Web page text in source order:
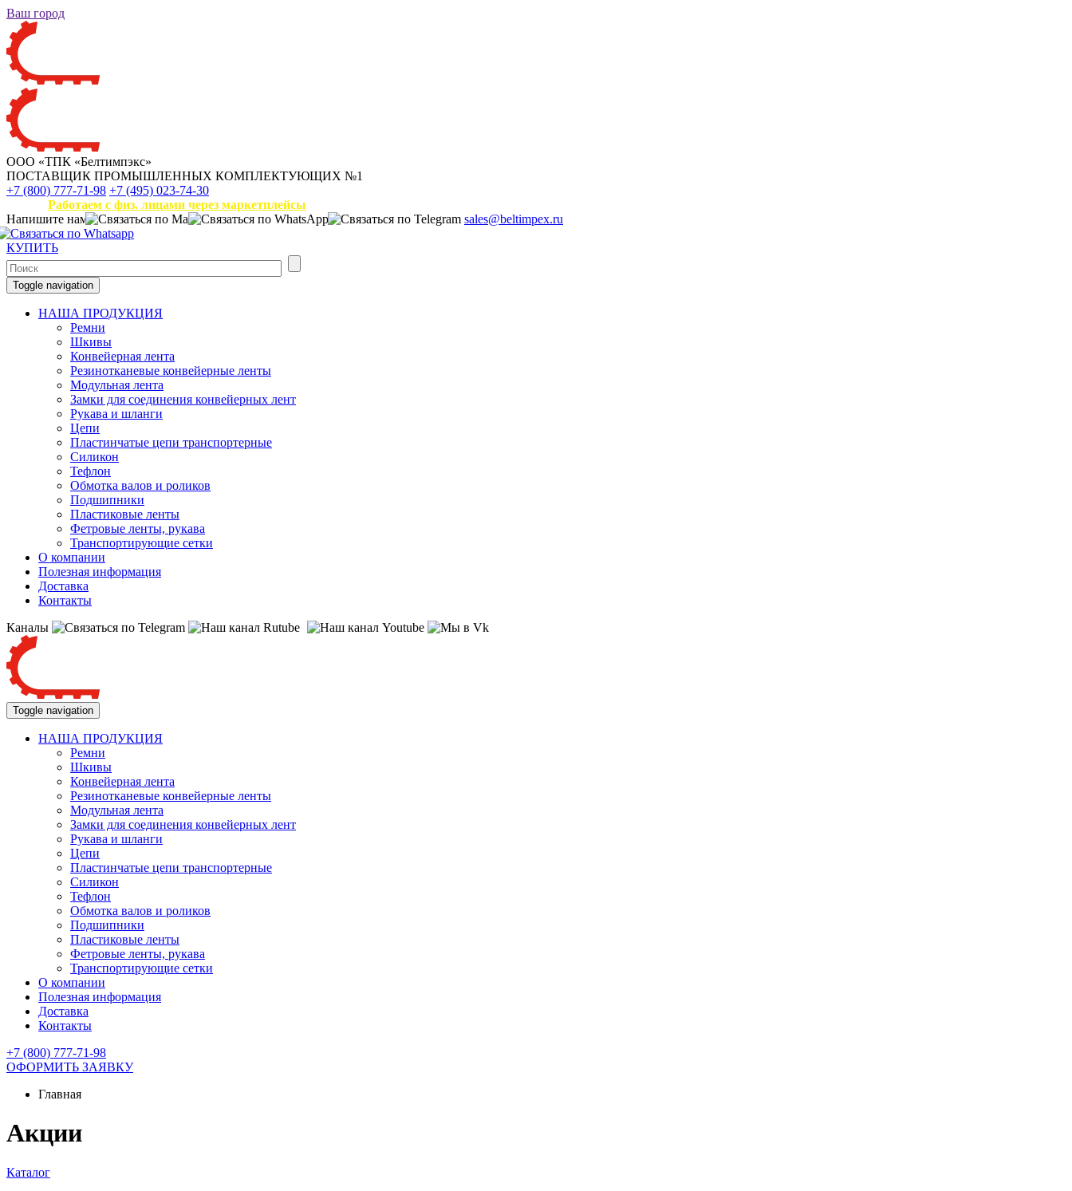
Ваш город
ООО «ТПК «Белтимпэкс»
ПОСТАВЩИК ПРОМЫШЛЕННЫХ КОМПЛЕКТУЮЩИХ №1
+7 (800) 777-71-98 +7 (495) 023-74-30
Работаем с физ. лицами через маркетплейсы
Напишите нам
sales@beltimpex.ru
КУПИТЬ
Toggle navigation
НАША ПРОДУКЦИЯ
Ремни
Шкивы
Конвейерная лента
Резинотканевые конвейерные ленты
Модульная лента
Замки для соединения конвейерных лент
Рукава и шланги
Цепи
Пластинчатые цепи транспортерные
Силикон
Тефлон
Обмотка валов и роликов
Подшипники
Пластиковые ленты
Фетровые ленты, рукава
Транспортирующие сетки
О компании
Полезная информация
Доставка
Контакты
Каналы
Toggle navigation
НАША ПРОДУКЦИЯ
Ремни
Шкивы
Конвейерная лента
Резинотканевые конвейерные ленты
Модульная лента
Замки для соединения конвейерных лент
Рукава и шланги
Цепи
Пластинчатые цепи транспортерные
Силикон
Тефлон
Обмотка валов и роликов
Подшипники
Пластиковые ленты
Фетровые ленты, рукава
Транспортирующие сетки
О компании
Полезная информация
Доставка
Контакты
+7 (800) 777-71-98
ОФОРМИТЬ ЗАЯВКУ
Главная
Акции
Каталог